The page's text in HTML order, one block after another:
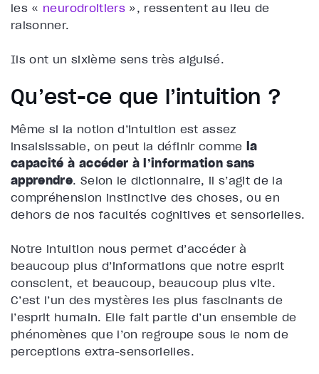
les « neurodroitiers », ressentent au lieu de
raisonner.
Ils ont un sixième sens très aiguisé.
Qu’est-ce que l’intuition ?
Même si la notion d’intuition est assez
insaisissable, on peut la définir comme la
capacité à accéder à l’information sans
apprendre. Selon le dictionnaire, il s’agit de la
compréhension instinctive des choses, ou en
dehors de nos facultés cognitives et sensorielles.
Notre intuition nous permet d’accéder à
beaucoup plus d’informations que notre esprit
conscient, et beaucoup, beaucoup plus vite.
C’est l’un des mystères les plus fascinants de
l’esprit humain. Elle fait partie d’un ensemble de
phénomènes que l’on regroupe sous le nom de
perceptions extra-sensorielles.